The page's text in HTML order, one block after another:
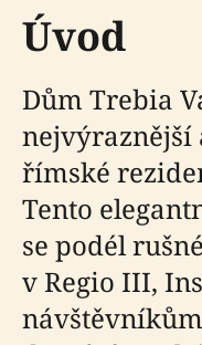
Úvod
Dům Trebia
nejvýraznější
římské
Tento
se podél
v Regio III,